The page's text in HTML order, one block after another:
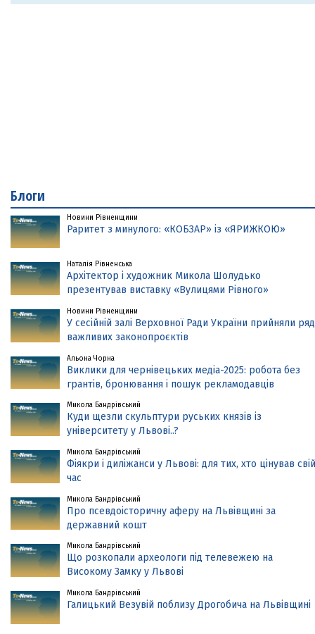
Блоги
Новини Рівненщини
Раритет з минулого: «КОБЗАР» із «ЯРИЖКОЮ»
Наталія Рівненська
Архітектор і художник Микола Шолудько
презентував виставку «Вулицями Рівного»
Новини Рівненщини
У сесійній залі Верховної Ради України прийняли ряд
важливих законопроєктів
Альона Чорна
Виклики для чернівецьких медіа-2025: робота без
грантів, бронювання і пошук рекламодавців
Микола Бандрівський
Куди щезли скульптури руських князів із
університету у Львові..?
Микола Бандрівський
Фіякри і диліжанси у Львові: для тих, хто цінував свій
час
Микола Бандрівський
Про псевдоісторичну аферу на Львівщині за
державний кошт
Микола Бандрівський
Що розкопали археологи під телевежею на
Високому Замку у Львові
Микола Бандрівський
Галицький Везувій поблизу Дрогобича на Львівщині